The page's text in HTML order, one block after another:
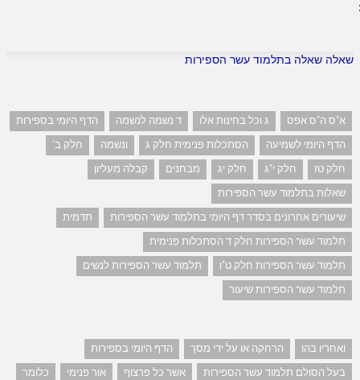
שאלה שאלה בתלמוד עשר הספירות
א"ס ה"ס אפס ג וכל בחינות אלו ד נשמה לנשמה
הדף היומי בספירות
הדף היומי לשמיעה
הסתכלות פנימית חלק ג ונשמה
חלק ב'
חלק טז
חלק י"ג חלק יג מבחנים
קבלה מעליון
שאלות בתלמוד עשר הספירות
שיעורים אחרונים בסדר דף היומי בתלמוד עשר הספירות
תדמית
תלמוד עשר הספירות חלק ד הסתכלות פנימית
תלמוד עשר הספירות חלק ט"ו
תלמוד עשר הספירות לנשים
תלמוד עשר הספירות שיעור
ואחריו בהו הרחקה או על ידי מסך
הדף היומי בספירות
בעל הסולם תלמוד עשר הספירות
אשר כל פרצוף אור פנימי
כלומר